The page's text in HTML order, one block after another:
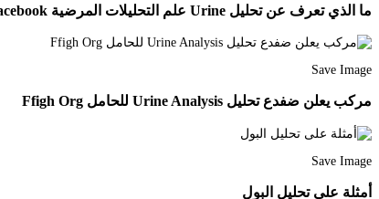
ما الذي تعرف عن تحليل Urine علم التحليلات المرضية Facebook
Save Image
مركب يعلن ضفدع تحليل Urine Analysis للحامل Ffigh Org
Save Image
أمثلة على تحليل البول